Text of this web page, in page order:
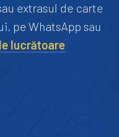
extrasul de carte
pe WhatsApp sau
lucrătoare